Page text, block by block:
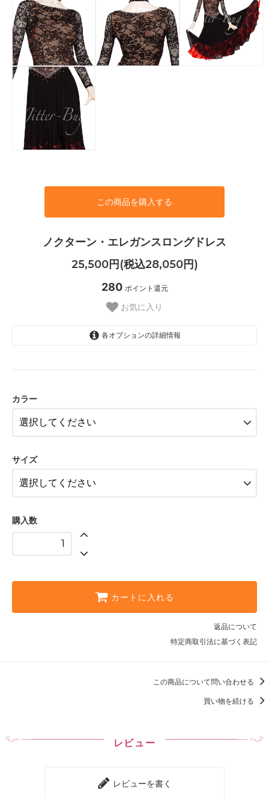
この商品を購入する
ノクターン・エレガンスロングドレス
25,500円(税込28,050円)
280 ポイント還元
お気に入り
各オプションの詳細情報
カラー
サイズ
購入数
カートに入れる
返品について
特定商取引法に基づく表記
この商品について問い合わせる
買い物を続ける
レビュー
レビューを書く